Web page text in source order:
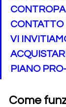
VI
PIANO
Come